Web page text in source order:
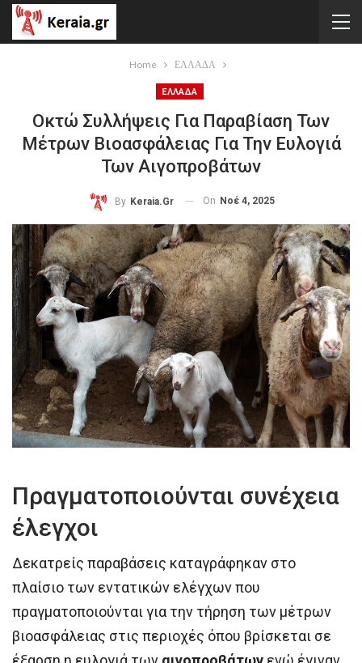
Home ΕΛΛΑΔΑ
ΕΛΛΑΔΑ
Οκτώ Συλλήψεις Για Παραβίαση Των
Μέτρων Βιοασφάλειας Για Την Ευλογιά
Των Αιγοπροβάτων
By Keraia.gr On Νοέ 4, 2025
Πραγματοποιούνται συνέχεια
έλεγχοι
Δεκατρείς παραβάσεις καταγράφηκαν στο
πλαίσιο των εντατικών ελέγχων που
πραγματοποιούνται για την τήρηση των μέτρων
βιοασφάλειας στις περιοχές όπου βρίσκεται σε